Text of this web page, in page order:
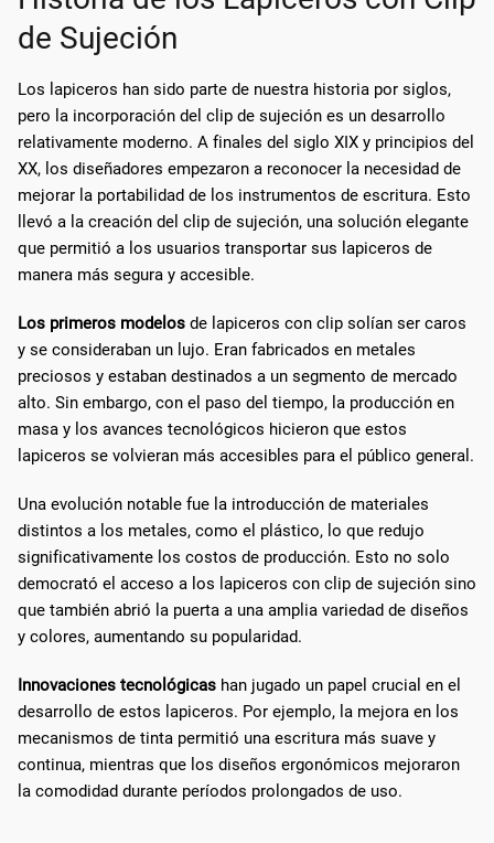
de Sujeción
Los lapiceros han sido parte de nuestra historia por siglos,
pero la incorporación del clip de sujeción es un desarrollo
relativamente moderno. A finales del siglo XIX y principios del
XX, los diseñadores empezaron a reconocer la necesidad de
mejorar la portabilidad de los instrumentos de escritura. Esto
llevó a la creación del clip de sujeción, una solución elegante
que permitió a los usuarios transportar sus lapiceros de
manera más segura y accesible.
Los primeros modelos de lapiceros con clip solían ser caros
y se consideraban un lujo. Eran fabricados en metales
preciosos y estaban destinados a un segmento de mercado
alto. Sin embargo, con el paso del tiempo, la producción en
masa y los avances tecnológicos hicieron que estos
lapiceros se volvieran más accesibles para el público general.
Una evolución notable fue la introducción de materiales
distintos a los metales, como el plástico, lo que redujo
significativamente los costos de producción. Esto no solo
democrató el acceso a los lapiceros con clip de sujeción sino
que también abrió la puerta a una amplia variedad de diseños
y colores, aumentando su popularidad.
Innovaciones tecnológicas han jugado un papel crucial en el
desarrollo de estos lapiceros. Por ejemplo, la mejora en los
mecanismos de tinta permitió una escritura más suave y
continua, mientras que los diseños ergonómicos mejoraron
la comodidad durante períodos prolongados de uso.